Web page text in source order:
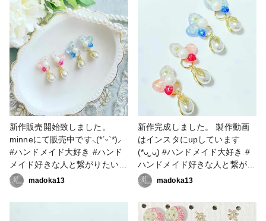
クセサリー作家 #フラワーアク
セサリー #フラワーアクセサリ
ー作家 #レジン大好き #レジン
好きの人と繋がりたい #レジン
アクセサリー作り #レジンアク
セサリー作家 #resinlove
#ハンドメイド大好き #アジサ
イ #花びら #フラワーアク
新作販売開始致しました。
minneにて販売中です⸜(*ˊᵕˋ*)⸝‬
#ハンドメイド大好き #ハンド
メイド好きな人と繋がりたい #
アクセサリー作家 #フラワーア
クセサリー #フラワーアクセサ
リー作家 #レジン大好き #レジ
madoka13
新作完成しました。 製作動画
はインスタにupしています
(*ᴗ͈ˬᴗ͈) #ハンドメイド大好き #
ハンドメイド好きな人と繋がり
たい #アクセサリー作家 #フラ
ワーアクセサリー #フラワーア
クセサリー作家 #レジン大好き
#レジン好きの人と繋がりたい
madoka13